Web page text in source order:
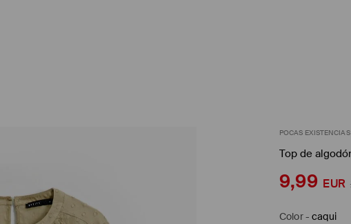
POCAS EXISTENCIAS
Top de
9,99 EUR
Color-caqui